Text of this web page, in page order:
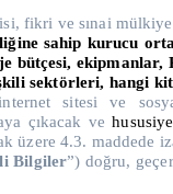
fikri ve sınai
sahip kurucu
bütçesi,
sektörleri, hangi
sitesi ve
çıkacak ve
üzere 4.3. maddede
Bilgiler”) doğru,